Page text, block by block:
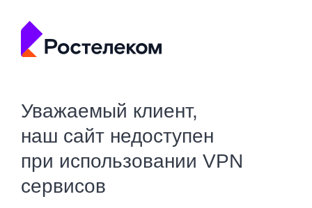
Уважаемый клиент,
наш сайт недоступен
при использовании VPN
сервисов